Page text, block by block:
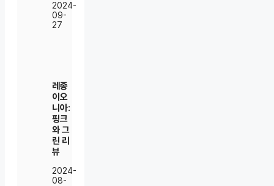
2024-
09-
27
레종
이오
니아:
핑크
와 그
린 리
뷰
2024-
08-